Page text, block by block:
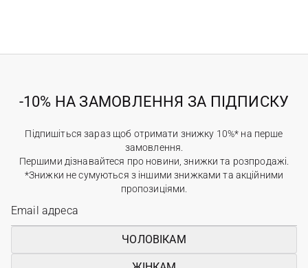
-10% НА ЗАМОВЛЕННЯ ЗА ПІДПИСКУ
Підпишіться зараз щоб отримати знижку 10%* на перше
замовлення.
Першими дізнавайтеся про новини, знижки та розпродажі.
*Знижки не сумуються з іншими знижками та акційними
пропозиціями.
ЧОЛОВІКАМ